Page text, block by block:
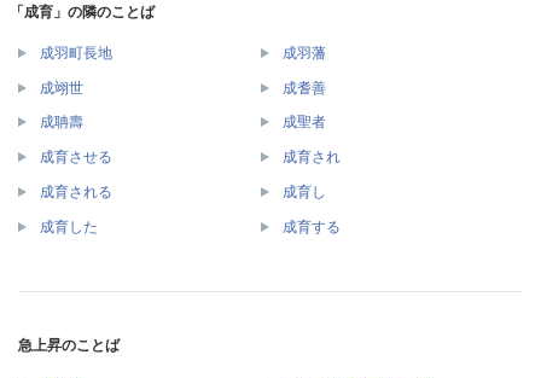
「成育」の隣のことば
成羽町長地 成羽藩
成翊世 成耆善
成聃壽 成聖者
成育させる 成育され
成育される 成育し
成育した 成育する
急上昇のことば